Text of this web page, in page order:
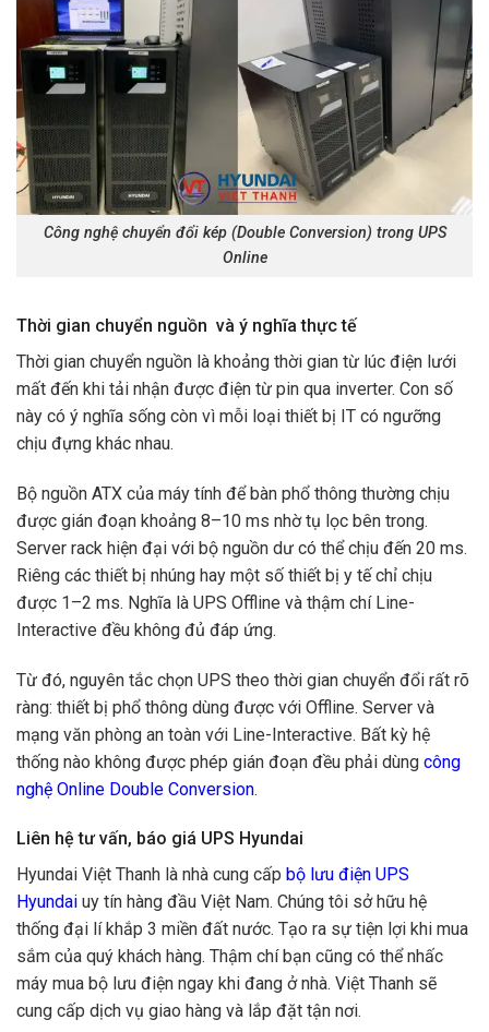
Công nghệ chuyển đổi kép (Double Conversion) trong UPS
Online
Thời gian chuyển nguồn và ý nghĩa thực tế
Thời gian chuyển nguồn là khoảng thời gian từ lúc điện lưới
mất đến khi tải nhận được điện từ pin qua inverter. Con số
này có ý nghĩa sống còn vì mỗi loại thiết bị IT có ngưỡng
chịu đựng khác nhau.
Bộ nguồn ATX của máy tính để bàn phổ thông thường chịu
được gián đoạn khoảng 8–10 ms nhờ tụ lọc bên trong.
Server rack hiện đại với bộ nguồn dư có thể chịu đến 20 ms.
Riêng các thiết bị nhúng hay một số thiết bị y tế chỉ chịu
được 1–2 ms. Nghĩa là UPS Offline và thậm chí Line-
Interactive đều không đủ đáp ứng.
Từ đó, nguyên tắc chọn UPS theo thời gian chuyển đổi rất rõ
ràng: thiết bị phổ thông dùng được với Offline. Server và
mạng văn phòng an toàn với Line-Interactive. Bất kỳ hệ
thống nào không được phép gián đoạn đều phải dùng công
nghệ Online Double Conversion.
Liên hệ tư vấn, báo giá UPS Hyundai
Hyundai Việt Thanh là nhà cung cấp bộ lưu điện UPS
Hyundai uy tín hàng đầu Việt Nam. Chúng tôi sở hữu hệ
thống đại lí khắp 3 miền đất nước. Tạo ra sự tiện lợi khi mua
sắm của quý khách hàng. Thậm chí bạn cũng có thể nhấc
máy mua bộ lưu điện ngay khi đang ở nhà. Việt Thanh sẽ
cung cấp dịch vụ giao hàng và lắp đặt tận nơi.